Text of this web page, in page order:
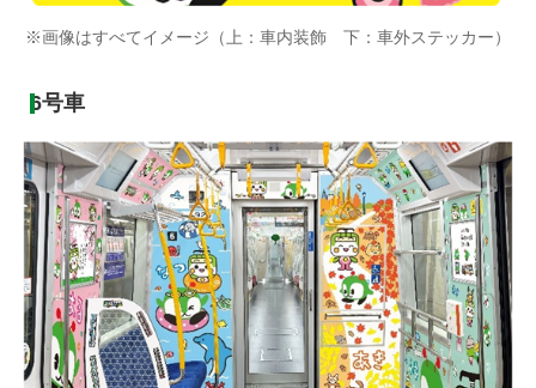
※画像はすべてイメージ（上：車内装飾 下：車外ステッカー）
6号車